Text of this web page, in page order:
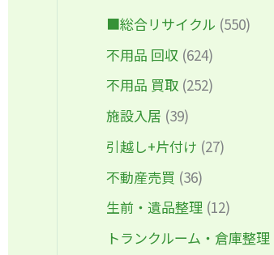
■総合リサイクル (550)
不用品 回収 (624)
不用品 買取 (252)
施設入居 (39)
引越し+片付け (27)
不動産売買 (36)
生前・遺品整理 (12)
トランクルーム・倉庫整理